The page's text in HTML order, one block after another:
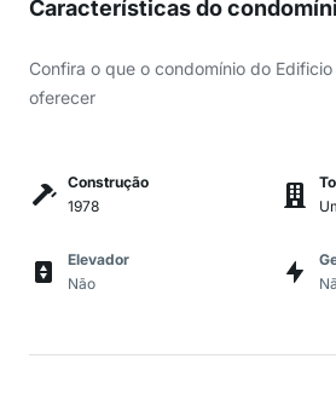
Características do
Confira o que o condomínio do
oferecer
Construção
1978
Elevador
Não